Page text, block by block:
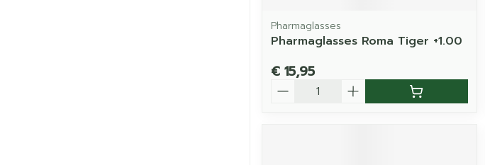
Pharmaglasses
Pharmaglasses Roma Tiger +1.00
€ 15,95